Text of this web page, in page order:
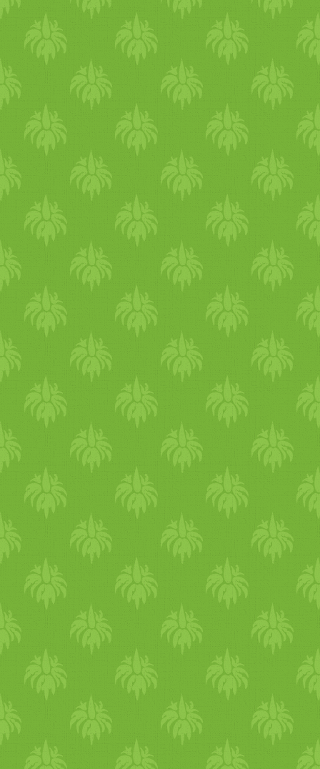
emésztésedre is. Táplálkozás
A stabilizálást a
táplálkozással tudod
legjobban megalapozni, így
az őszi étkezéseidet földelő,
stabilizáló és tápláló
ételekből javasolt
összeállítani. Lévén már a
szabadban egyre kevesebb
időt tudunk tölteni, itt az
ideje a sütőt begyújtani,
izzítani a főzőlapokat és
otthon finomakat sütni,
főzni. Köszönj el a nyáron
fogyasztott könnyű ételektől
saláták, szendvicsek, hideg
ételek, italok, uborka,
padlizsán, paradicsom,
paprika, grillezett ételek ,etc.
majd jövő nyáron újra